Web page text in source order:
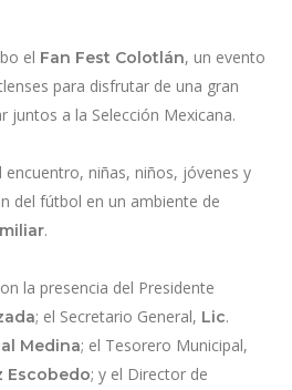
el Fan Fest Colotlán, un evento
para disfrutar de una gran
juntos a la Selección Mexicana.
niñas, niños, jóvenes y
del fútbol en un ambiente de
.
la presencia del Presidente
; el Secretario General, Lic.
Medina; el Tesorero Municipal,
Escobedo; y el Director de